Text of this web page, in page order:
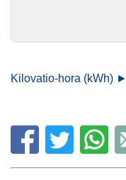
Kilovatio-hora (kWh) ►